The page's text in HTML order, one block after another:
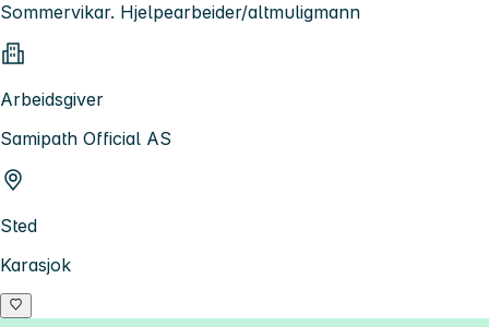
Sommervikar. Hjelpearbeider/altmuligmann
Arbeidsgiver
Samipath Official AS
Sted
Karasjok